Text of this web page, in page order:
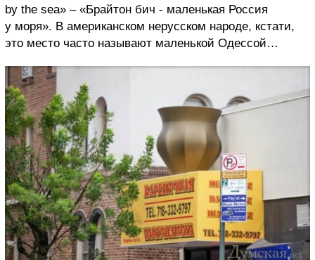
by the sea» – «Брайтон бич - маленькая Россия
у моря». В американском нерусском народе, кстати,
это место часто называют маленькой Одессой…